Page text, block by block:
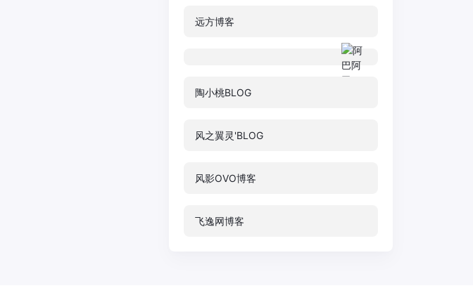
远方博客
陶小桃BLOG
风之翼灵'BLOG
风影OVO博客
飞逸网博客